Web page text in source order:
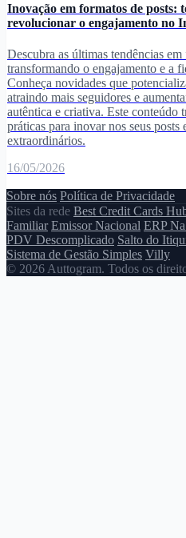
Inovação em formatos de posts:
revolucionar o engajamento no
Descubra as últimas tendências
transformando o engajamento e a
Conheça novidades que
atraindo mais seguidores e
autêntica e criativa. Este conteúdo
práticas para inovar nos seus posts
extraordinários.
16/05/2026
Sobre nós Política de Privacidade
Sites da rede Best Credit Cards
Familiar Emissor Nacional ERP
PDV Descomplicado Salto do
Sistema de Gestão Simples Villy
© 2026 Auttogram. Todos os